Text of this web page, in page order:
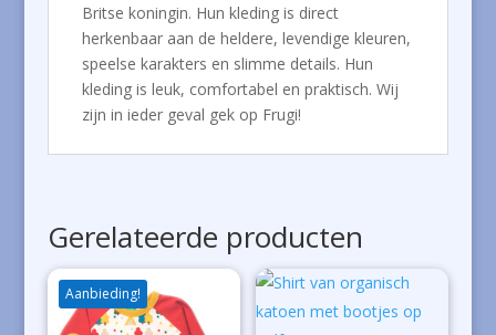
Britse koningin. Hun kleding is direct
herkenbaar aan de heldere, levendige kleuren,
speelse karakters en slimme details. Hun
kleding is leuk, comfortabel en praktisch. Wij
zijn in ieder geval gek op Frugi!
Gerelateerde producten
Aanbieding!